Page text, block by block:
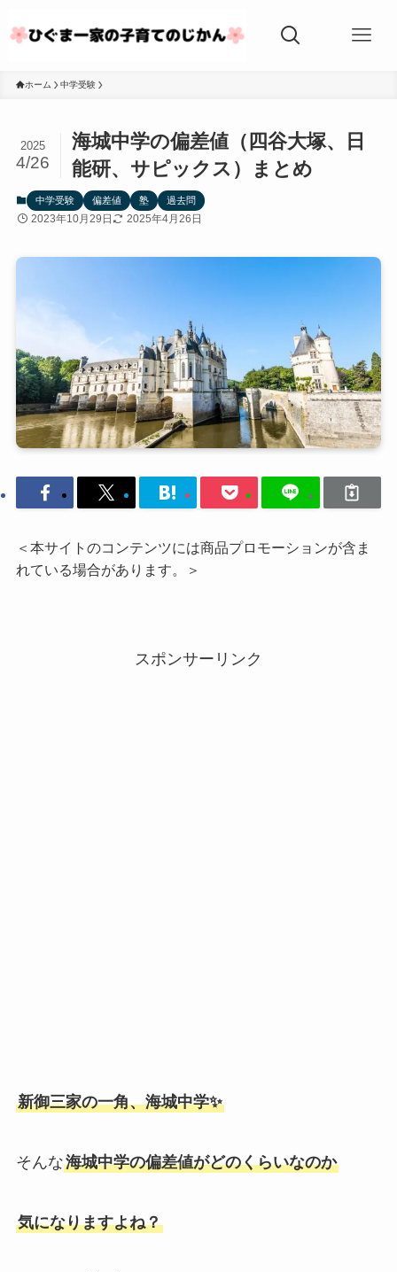
ホーム 中学受験
海城中学の偏差値（四谷大塚、日
能研、サピックス）まとめ
2025
4/26
中学受験 偏差値 塾 過去問
2023年10月29日 2025年4月26日
＜本サイトのコンテンツには商品プロモーションが含ま
れている場合があります。＞
スポンサーリンク
新御三家の一角、海城中学✨
そんな海城中学の偏差値がどのくらいなのか
気になりますよね？